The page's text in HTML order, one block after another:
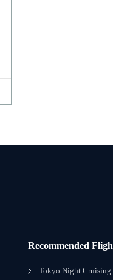
Recommended
Tokyo Night Cruising